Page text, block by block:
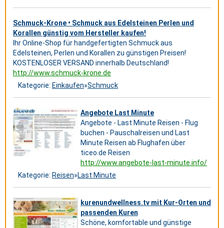
Schmuck-Krone • Schmuck aus Edelsteinen Perlen und
Korallen günstig vom Hersteller kaufen!
Ihr Online-Shop für handgefertigten Schmuck aus
Edelsteinen, Perlen und Korallen zu günstigen Preisen!
KOSTENLOSER VERSAND innerhalb Deutschland!
http://www.schmuck-krone.de
Kategorie: Einkaufen»Schmuck
Angebote Last Minute
Angebote - Last Minute Reisen - Flug
buchen - Pauschalreisen und Last
Minute Reisen ab Flughafen über
ticeo.de Reisen
http://www.angebote-last-minute.info/
Kategorie: Reisen»Last Minute
kurenundwellness.tv mit Kur-Orten und
passenden Kuren
Schöne, komfortable und günstige